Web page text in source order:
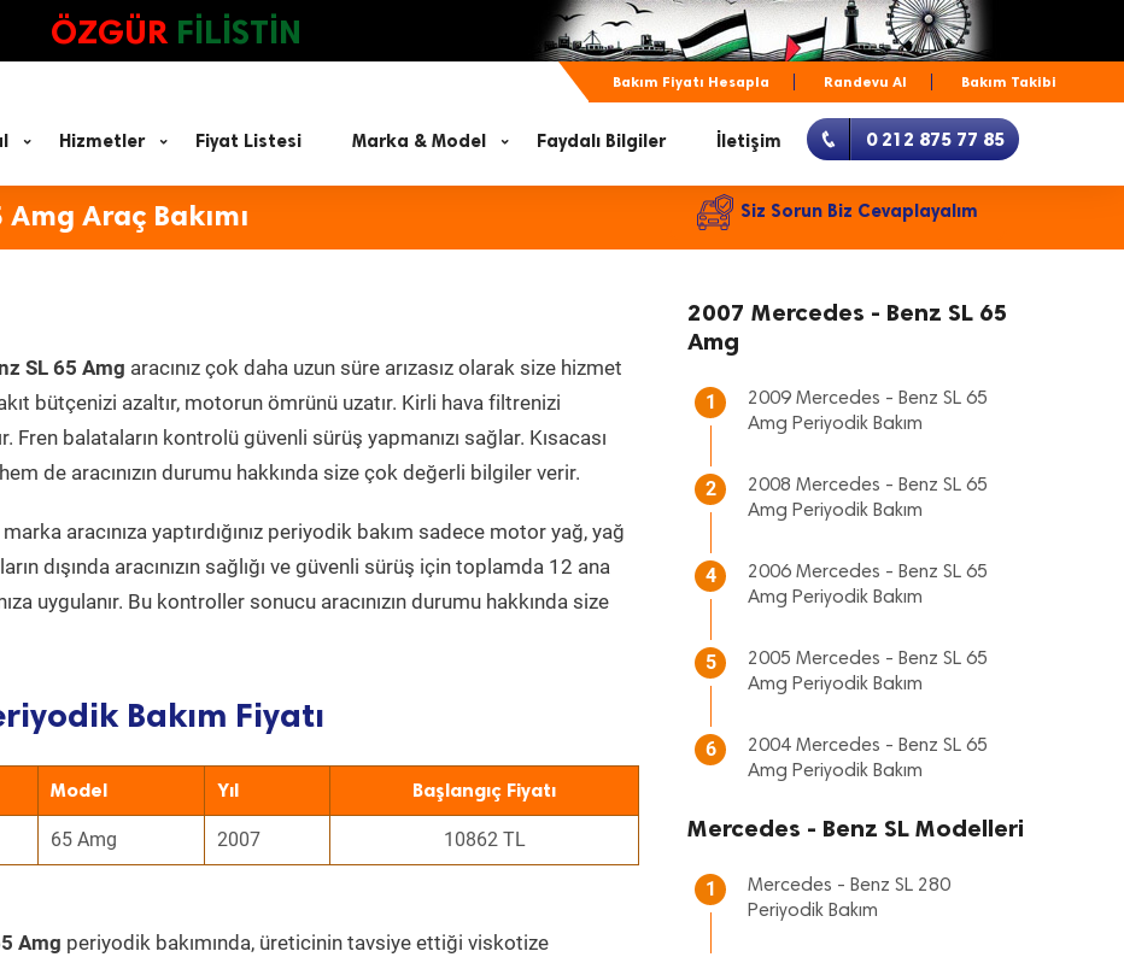
ÖZGÜR FİLİSTİN
Bakım Fiyatı Hesapla Randevu Al Bakım Takibi
Hizmetler Fiyat Listesi Marka & Model Faydalı Bilgiler İletişim 0 212 875 77 85
Araç Bakımı Siz Sorun Biz Cevaplayalım
SL 65 Amg aracınız çok daha uzun süre arızasız olarak size hizmet
bütçenizi azaltır, motorun ömrünü uzatır. Kirli hava filtrenizi
Fren balataların kontrolü güvenli sürüş yapmanızı sağlar. Kısacası
de aracınızın durumu hakkında size çok değerli bilgiler verir.
marka aracınıza yaptırdığınız periyodik bakım sadece motor yağ, yağ
dışında aracınızın sağlığı ve güvenli sürüş için toplamda 12 ana
uygulanır. Bu kontroller sonucu aracınızın durumu hakkında size
Bakım Fiyatı
Model Yıl Başlangıç Fiyatı
65 Amg 2007 10862 TL
Amg periyodik bakımında, üreticinin tavsiye ettiği viskotize
2007 Mercedes - Benz SL 65
Amg
1
2009 Mercedes - Benz SL 65
Amg Periyodik Bakım
2
2008 Mercedes - Benz SL 65
Amg Periyodik Bakım
4
2006 Mercedes - Benz SL 65
Amg Periyodik Bakım
5
2005 Mercedes - Benz SL 65
Amg Periyodik Bakım
6
2004 Mercedes - Benz SL 65
Amg Periyodik Bakım
Mercedes - Benz SL Modelleri
1
Mercedes - Benz SL 280
Periyodik Bakım